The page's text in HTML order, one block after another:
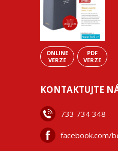
ONLINE
VERZE
PDF
VERZE
KONTAKTUJTE
733 734 348
facebook.com/